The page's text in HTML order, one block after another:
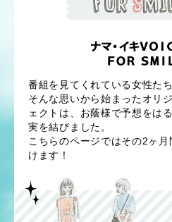
番組を見てくれている女性た
そんな思いから始まったオリ
ェクトは、お蔭様で予想をは
実を結びました。
こちらのページではその2ヶ
けます！